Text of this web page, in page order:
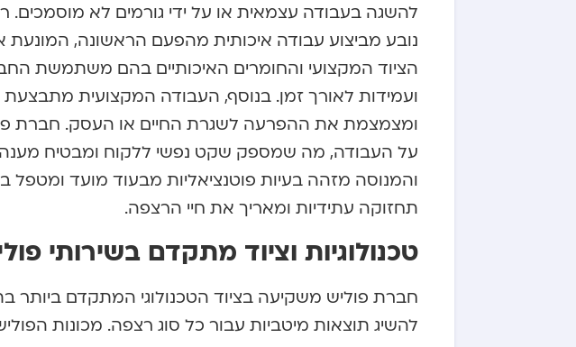
להשגה בעבודה עצמאית או על ידי גורמים לא מוסמכים.
נובע מביצוע עבודה איכותית מהפעם הראשונה, המונעת
הציוד המקצועי והחומרים האיכותיים בהם משתמשת
ועמידות לאורך זמן. בנוסף, העבודה המקצועית מתבצעת
ומצמצמת את ההפרעה לשגרת החיים או העסק. חברת
על העבודה, מה שמספק שקט נפשי ללקוח ומבטיח מענה
והמנוסה מזהה בעיות פוטנציאליות מבעוד מועד ומטפל
תחזוקה עתידיות ומאריך את חיי הרצפה.
טכנולוגיות וציוד מתקדם בשירותי
חברת פוליש משקיעה בציוד הטכנולוגי המתקדם
להשיג תוצאות מיטביות עבור כל סוג רצפה. מכונות